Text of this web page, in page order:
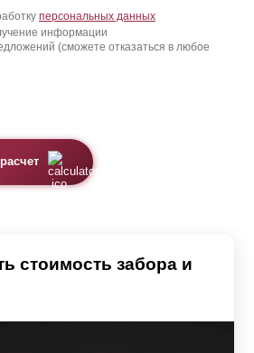
персональных данных
информации
(сможете отказаться в любое
стоимость забора и